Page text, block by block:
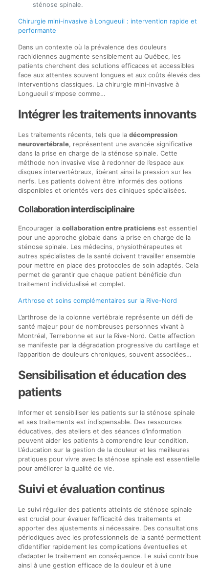
sténose spinale.
Chirurgie mini-invasive à Longueuil : intervention rapide et
performante
Dans un contexte où la prévalence des douleurs
rachidiennes augmente sensiblement au Québec, les
patients cherchent des solutions efficaces et accessibles
face aux attentes souvent longues et aux coûts élevés des
interventions classiques. La chirurgie mini-invasive à
Longueuil s’impose comme…
Intégrer les traitements innovants
Les traitements récents, tels que la décompression
neurovertébrale, représentent une avancée significative
dans la prise en charge de la sténose spinale. Cette
méthode non invasive vise à redonner de l’espace aux
disques intervertébraux, libérant ainsi la pression sur les
nerfs. Les patients doivent être informés des options
disponibles et orientés vers des cliniques spécialisées.
Collaboration interdisciplinaire
Encourager la collaboration entre praticiensest essentiel
pour une approche globale dans la prise en charge de la
sténose spinale. Les médecins, physiothérapeutes et
autres spécialistes de la santé doivent travailler ensemble
pour mettre en place des protocoles de soin adaptés. Cela
permet de garantir que chaque patient bénéficie d’un
traitement individualisé et complet.
Arthrose et soins complémentaires sur la Rive-Nord
L’arthrose de la colonne vertébrale représente un défi de
santé majeur pour de nombreuses personnes vivant à
Montréal, Terrebonne et sur la Rive-Nord. Cette affection
se manifeste par la dégradation progressive du cartilage et
l’apparition de douleurs chroniques, souvent associées…
Sensibilisation et éducation des
patients
Informer et sensibiliser les patients sur la sténose spinale
et ses traitements est indispensable. Des ressources
éducatives, des ateliers et des séances d’information
peuvent aider les patients à comprendre leur condition.
L’éducation sur la gestion de la douleur et les meilleures
pratiques pour vivre avec la sténose spinale est essentielle
pour améliorer la qualité de vie.
Suivi et évaluation continus
Le suivi régulier des patients atteints de sténose spinale
est crucial pour évaluer l’efficacité des traitements et
apporter des ajustements si nécessaire. Des consultations
périodiques avec les professionnels de la santé permettent
d’identifier rapidement les complications éventuelles et
d’adapter le traitement en conséquence. Le suivi contribue
ainsi à une gestion efficace de la douleur et à une